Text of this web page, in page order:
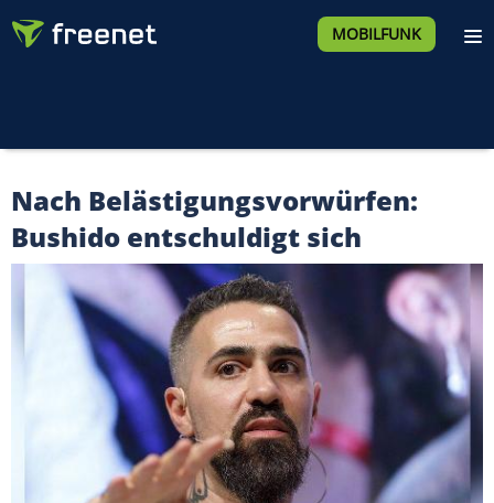
MOBILFUNK
Nach Belästigungsvorwürfen:
Bushido entschuldigt sich